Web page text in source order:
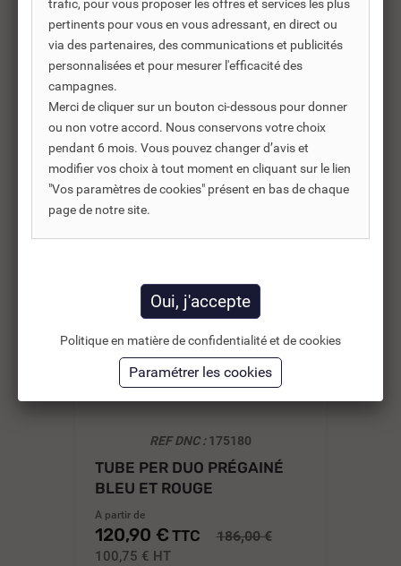
Produits complémentaires
Les produits complémentaires sont généralement des
produits connexes ou associés. Ils vous permettent soit
d’améliorer l’utilisation soit répondre à des besoins
supplémentaires.
-35%
REF DNC :175180
TUBE PER DUO PRÉGAINÉ
BLEU ET ROUGE
A partir de
120,90 € TTC 186,00 €
100,75 € HT
trafic, pour vous proposer les offres et services les plus
pertinents pour vous en vous adressant, en direct ou
via des partenaires, des communications et publicités
personnalisées et pour mesurer l'efficacité des
campagnes.
Merci de cliquer sur un bouton ci-dessous pour donner
ou non votre accord. Nous conservons votre choix
pendant 6 mois. Vous pouvez changer d’avis et
modifier vos choix à tout moment en cliquant sur le lien
"Vos paramètres de cookies" présent en bas de chaque
page de notre site.
Politique en matière de confidentialité et de cookies